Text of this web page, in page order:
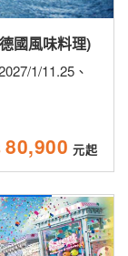
~住吉大社．
樂．環球影
27,900